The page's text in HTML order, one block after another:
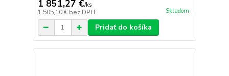
1 851,27 €/ks
1 505,10 € bez DPH Skladom
Pridať do košíka